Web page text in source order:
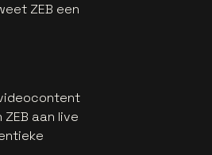
ZEB een
aan live